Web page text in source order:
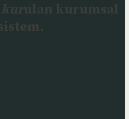
kurulan kurumsal